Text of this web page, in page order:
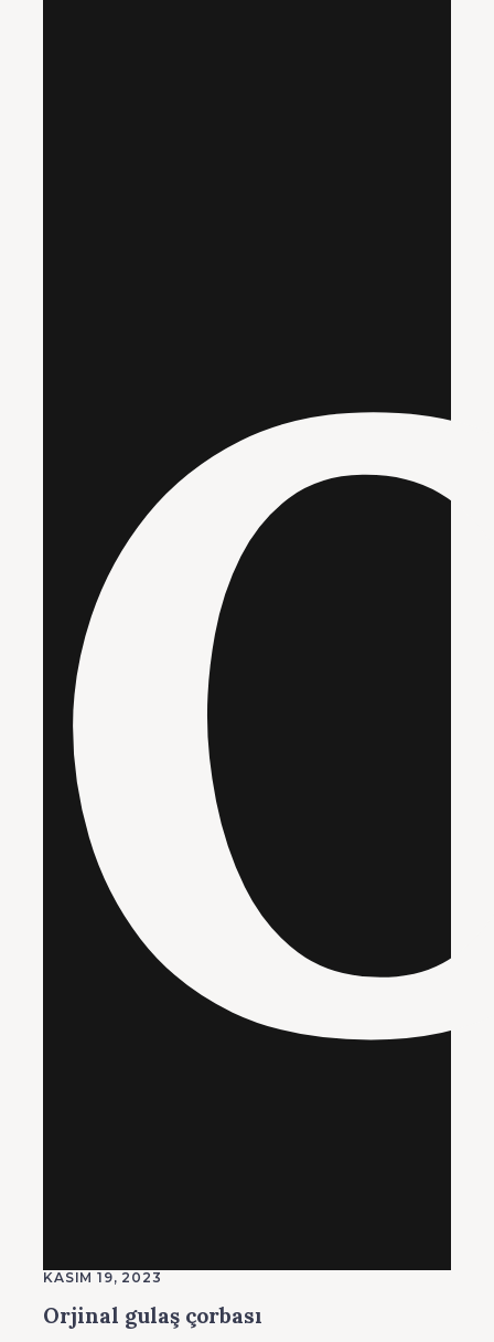
KASIM 19, 2023
Orjinal gulaş çorbası